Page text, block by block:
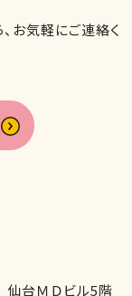
台ＭＤビル5階
お気軽にご連絡く